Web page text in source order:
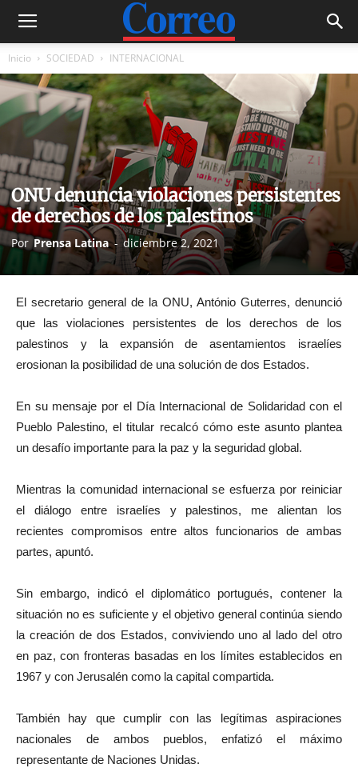
Inicio SOCIEDAD INTERNACIONAL
ONU denuncia violaciones persistentes
de derechos de los palestinos
Por Prensa Latina- diciembre 2, 2021
El secretario general de la ONU, António Guterres, denunció
que las violaciones persistentes de los derechos de los
palestinos y la expansión de asentamientos israelíes
erosionan la posibilidad de una solución de dos Estados.
En su mensaje por el Día Internacional de Solidaridad con el
Pueblo Palestino, el titular recalcó cómo este asunto plantea
un desafío importante para la paz y la seguridad global.
Mientras la comunidad internacional se esfuerza por reiniciar
el diálogo entre israelíes y palestinos, me alientan los
recientes compromisos entre altos funcionarios de ambas
partes, apuntó.
Sin embargo, indicó el diplomático portugués, contener la
situación no es suficiente y el objetivo general continúa siendo
la creación de dos Estados, conviviendo uno al lado del otro
en paz, con fronteras basadas en los límites establecidos en
1967 y con Jerusalén como la capital compartida.
También hay que cumplir con las legítimas aspiraciones
nacionales de ambos pueblos, enfatizó el máximo
representante de Naciones Unidas.